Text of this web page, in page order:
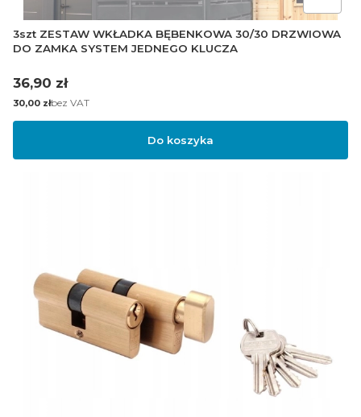
3szt ZESTAW WKŁADKA BĘBENKOWA 30/30 DRZWIOWA
DO ZAMKA SYSTEM JEDNEGO KLUCZA
Cena
36,90 zł
Cena
30,00 złbez VAT
Do koszyka